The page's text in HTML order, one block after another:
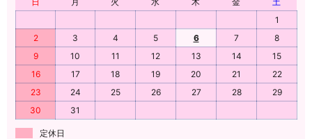
1
2
3 4 5 6 7
8
9
10 11 12 13 14
15
16
17 18 19 20 21
22
23
24 25 26 27 28
29
30
31
定休日